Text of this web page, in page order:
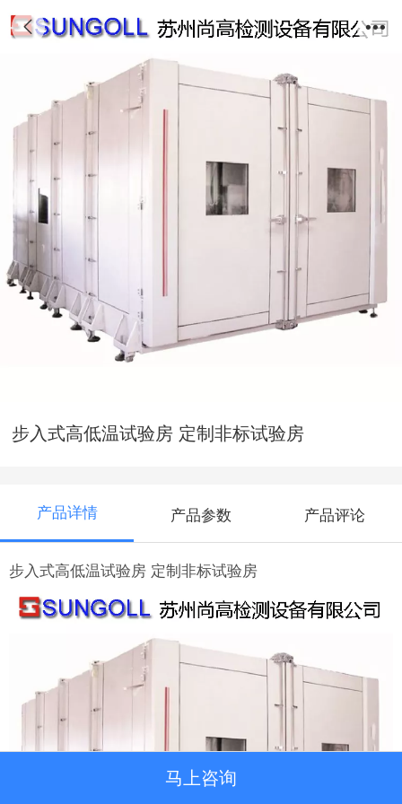
步入式高低温试验房 定制非标试验房
产品详情 产品参数 产品评论
步入式高低温试验房 定制非标试验房
马上咨询